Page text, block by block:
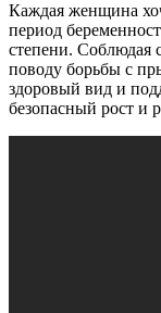
Каждая женщина
период
степени. Соблюдая
поводу борьбы с
здоровый вид и
безопасный рост и